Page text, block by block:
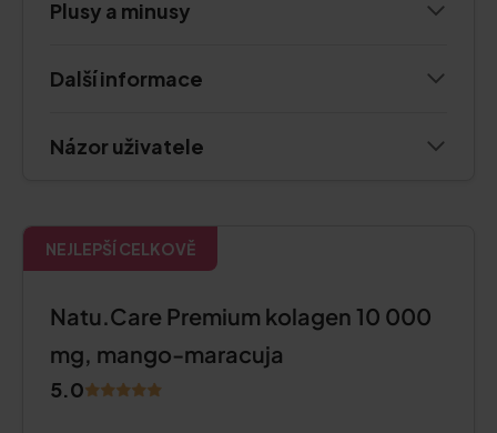
Plusy a minusy
Další informace
Názor uživatele
NEJLEPŠÍ CELKOVĚ
Natu.Care Premium kolagen 10 000
mg, mango-maracuja
5.0